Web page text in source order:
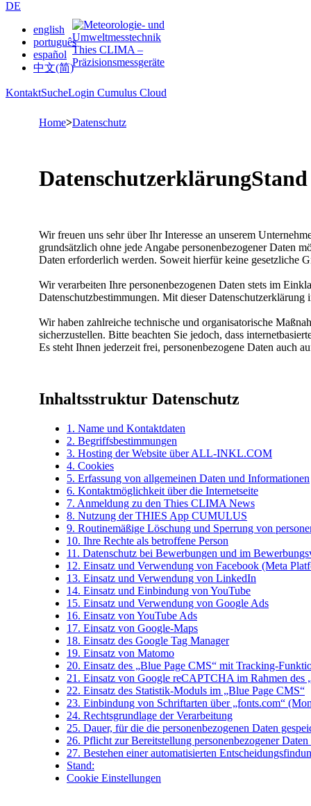
DE
english
português
español
中文(简)
KontaktSucheLogin Cumulus Cloud
Home>Datenschutz
Datenschutzerklärung
Wir freuen uns sehr über Ihr Interesse an unserem
grundsätzlich ohne jede Angabe personenbezogener Daten
Daten erforderlich werden. Soweit hierfür keine gesetzliche
Wir verarbeiten Ihre personenbezogenen Daten stets im
Datenschutzbestimmungen. Mit dieser
Wir haben zahlreiche technische und organisatorische
sicherzustellen. Bitte beachten Sie jedoch, dass
Es steht Ihnen jederzeit frei, personenbezogene Daten auch
Inhaltsstruktur Datenschutz
1. Name und Kontaktdaten
2. Begriffsbestimmungen
3. Hosting der Website über ALL-INKL.COM
4. Cookies
5. Erfassung von allgemeinen Daten und Informationen
6. Kontaktmöglichkeit über die Internetseite
7. Anmeldung zu den Thies CLIMA News
8. Nutzung der THIES App CUMULUS
9. Routinemäßige Löschung und Sperrung von
10. Ihre Rechte als betroffene Person
11. Datenschutz bei Bewerbungen und im
12. Einsatz und Verwendung von Facebook (Meta
13. Einsatz und Verwendung von LinkedIn
14. Einsatz und Einbindung von YouTube
15. Einsatz und Verwendung von Google Ads
16. Einsatz von YouTube Ads
17. Einsatz von Google-Maps
18. Einsatz des Google Tag Manager
19. Einsatz von Matomo
20. Einsatz des „Blue Page CMS“ mit Tracking-
21. Einsatz von Google reCAPTCHA im Rahmen des
22. Einsatz des Statistik-Moduls im „Blue Page CMS“
23. Einbindung von Schriftarten über „fonts.com“
24. Rechtsgrundlage der Verarbeitung
25. Dauer, für die die personenbezogenen Daten
26. Pflicht zur Bereitstellung personenbezogener
27. Bestehen einer automatisierten
Stand:
Cookie Einstellungen